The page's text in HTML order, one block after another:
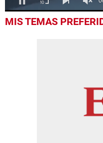
seconds
MIS TEMAS